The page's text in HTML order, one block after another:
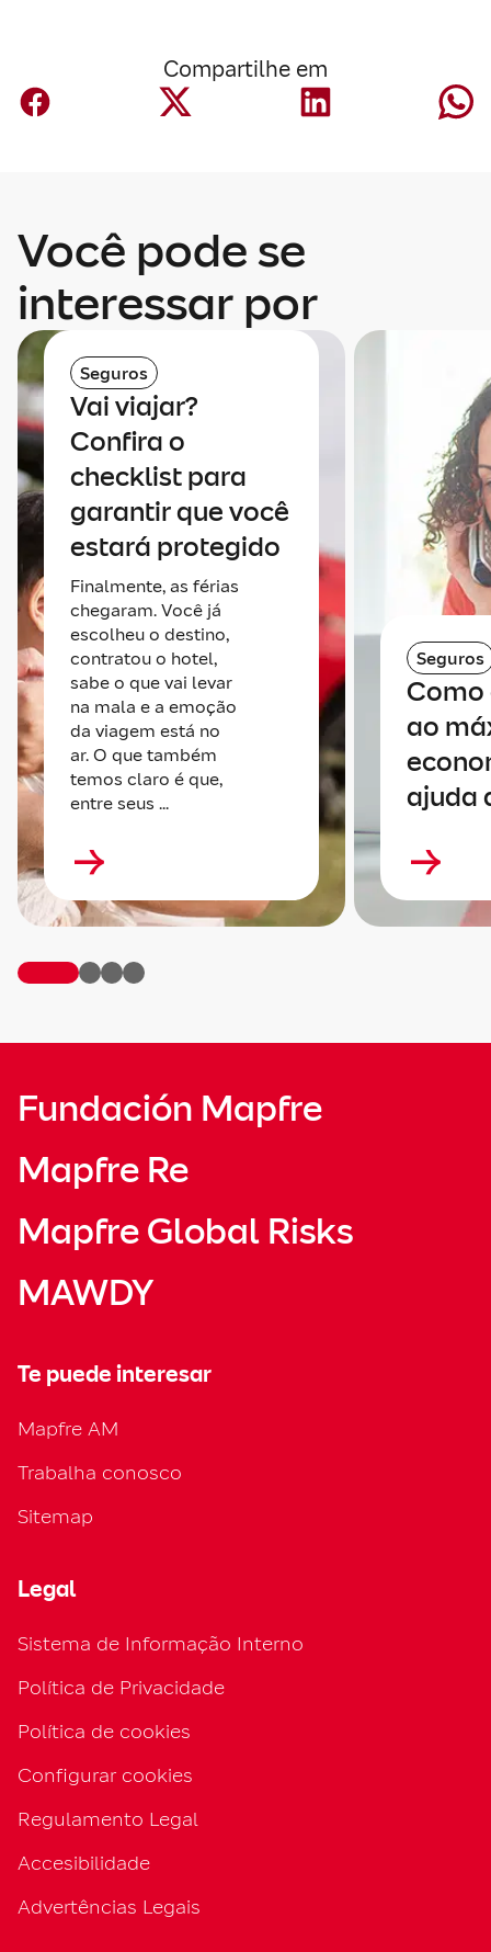
Compartilhe em
Você pode se
interessar por
Seguros
Vai viajar?
Confira o
checklist para
garantir que você
estará protegido
Finalmente, as férias
chegaram. Você já
escolheu o destino,
contratou o hotel,
sabe o que vai levar
na mala e a emoção
da viagem está no
ar. O que também
temos claro é que,
entre seus ...
Seguros
ao
ajuda
Fundación Mapfre
Mapfre Re
Mapfre Global Risks
MAWDY
Te puede interesar
Mapfre AM
Trabalha conosco
Sitemap
Legal
Sistema de Informação Interno
Política de Privacidade
Política de cookies
Configurar cookies
Regulamento Legal
Accesibilidade
Advertências Legais